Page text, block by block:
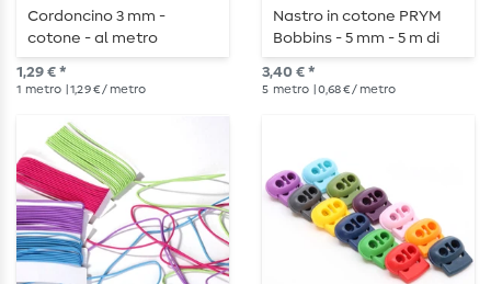
Cordoncino 3 mm -
cotone - al metro
1,29 € *
1 metro | 1,29 € / metro
Nastro in cotone PRYM
Bobbins - 5 mm - 5 m di
lunghezza
3,40 € *
5 metro | 0,68 € / metro